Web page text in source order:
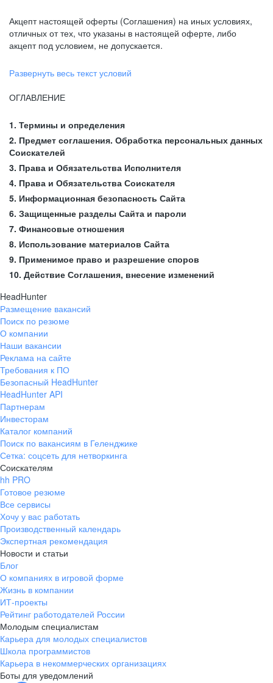
Акцепт настоящей оферты (Соглашения) на иных условиях,
отличных от тех, что указаны в настоящей оферте, либо
акцепт под условием, не допускается.
Развернуть весь текст условий
ОГЛАВЛЕНИЕ
1. Термины и определения
2. Предмет соглашения. Обработка персональных данных
Соискателей
3. Права и Обязательства Исполнителя
4. Права и Обязательства Соискателя
5. Информационная безопасность Сайта
6. Защищенные разделы Сайта и пароли
7. Финансовые отношения
8. Использование материалов Сайта
9. Применимое право и разрешение споров
10. Действие Соглашения, внесение изменений
HeadHunter
Размещение вакансий
Поиск по резюме
О компании
Наши вакансии
Реклама на сайте
Требования к ПО
Безопасный HeadHunter
HeadHunter API
Партнерам
Инвесторам
Каталог компаний
Поиск по вакансиям в Геленджике
Сетка: соцсеть для нетворкинга
Соискателям
hh PRO
Готовое резюме
Все сервисы
Хочу у вас работать
Производственный календарь
Экспертная рекомендация
Новости и статьи
Блог
О компаниях в игровой форме
Жизнь в компании
ИТ-проекты
Рейтинг работодателей России
Молодым специалистам
Карьера для молодых специалистов
Школа программистов
Карьера в некоммерческих организациях
Боты для уведомлений